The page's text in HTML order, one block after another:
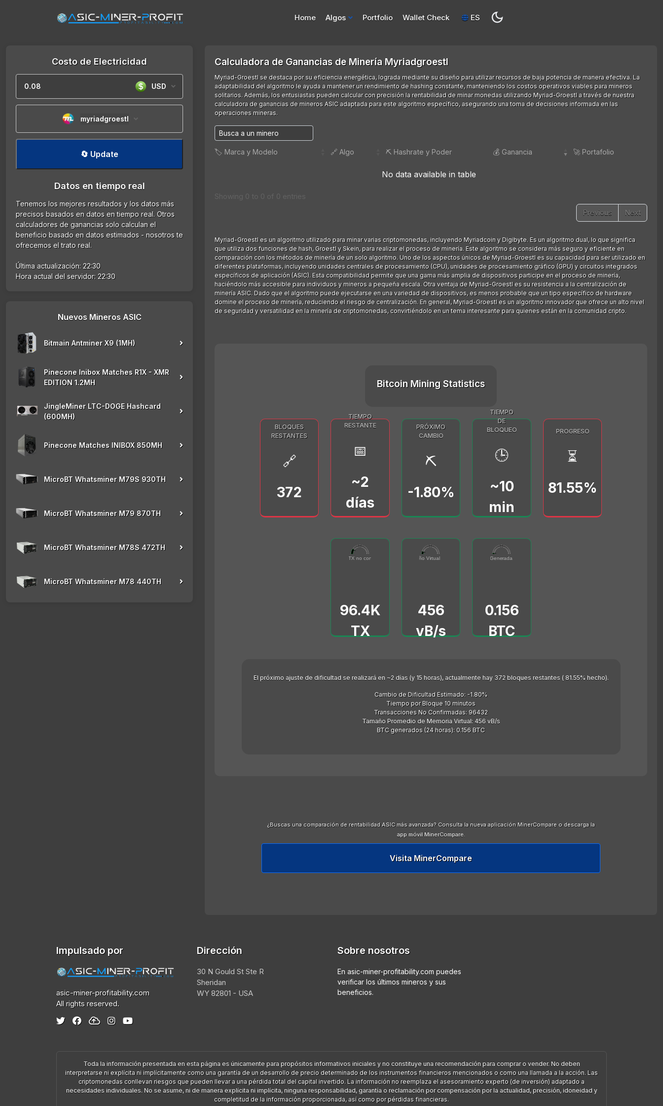
Home Algos Portfolio Wallet Check ES
Costo de Electricidad
USD
myriadgroestl
🔄 Update
Datos en tiempo real
Tenemos los mejores resultados y los datos más
precisos basados en datos en tiempo real. Otros
calculadores de ganancias solo calculan el
beneficio basado en datos estimados - nosotros te
ofrecemos el trato real.
Última actualización: 22:30
Hora actual del servidor: 22:30
Nuevos Mineros ASIC
Bitmain Antminer X9 (1MH)
Pinecone Inibox Matches R1X - XMR
EDITION 1.2MH
JingleMiner LTC-DOGE Hashcard
(600MH)
Pinecone Matches INIBOX 850MH
MicroBT Whatsminer M79S 930TH
MicroBT Whatsminer M79 870TH
MicroBT Whatsminer M78S 472TH
MicroBT Whatsminer M78 440TH
Calculadora de Ganancias de Minería Myriadgroestl
Myriad-Groestl se destaca por su eficiencia energética, lograda mediante su diseño para utilizar recursos de baja potencia de manera efectiva. La
adaptabilidad del algoritmo le ayuda a mantener un rendimiento de hashing constante, manteniendo los costos operativos viables para mineros
solitarios. Además, los entusiastas pueden calcular con precisión la rentabilidad de minar monedas utilizando Myriad-Groestl a través de nuestra
calculadora de ganancias de mineros ASIC adaptada para este algoritmo específico, asegurando una toma de decisiones informada en las
operaciones mineras.
🏷️ Marca y Modelo 🔗 Algo ⛏️ Hashrate y Poder 💰 Ganancia 🚀 Portafolio
No data available in table
Showing 0 to 0 of 0 entries
Previous
Next
Myriad-Groestl es un algoritmo utilizado para minar varias criptomonedas, incluyendo Myriadcoin y Digibyte. Es un algoritmo dual, lo que significa
que utiliza dos funciones de hash, Groestl y Skein, para realizar el proceso de minería. Este algoritmo se considera más seguro y eficiente en
comparación con los métodos de minería de un solo algoritmo. Uno de los aspectos únicos de Myriad-Groestl es su capacidad para ser utilizado en
diferentes plataformas, incluyendo unidades centrales de procesamiento (CPU), unidades de procesamiento gráfico (GPU) y circuitos integrados
específicos de aplicación (ASIC). Esta compatibilidad permite que una gama más amplia de dispositivos participe en el proceso de minería,
haciéndolo más accesible para individuos y mineros a pequeña escala. Otra ventaja de Myriad-Groestl es su resistencia a la centralización de
minería ASIC. Dado que el algoritmo puede ejecutarse en una variedad de dispositivos, es menos probable que un tipo específico de hardware
domine el proceso de minería, reduciendo el riesgo de centralización. En general, Myriad-Groestl es un algoritmo innovador que ofrece un alto nivel
de seguridad y versatilidad en la minería de criptomonedas, convirtiéndolo en un tema interesante para quienes están en la comunidad cripto.
Bitcoin Mining Statistics
BLOQUES
RESTANTES
🔗
372
TIEMPO
RESTANTE
📅
~2
días
PRÓXIMO
CAMBIO
⛏️
-1.80%
TIEMPO
DE
BLOQUEO
🕒
~10
min
PROGRESO
⏳
81.55%
96432
Total de TX no confirmados
0 500000
96.4K
TX
45561691
Tamaño Virtual (vB/s)
0 500000000
456
vB/s
0.156
Tarifas Generadas (BTC)
0 5
0.156
BTC
El próximo ajuste de dificultad se realizará en ~2 días (y 15 horas), actualmente hay 372 bloques restantes ( 81.55% hecho).
Cambio de Dificultad Estimado: -1.80%
Tiempo por Bloque 10 minutos
Transacciones No Confirmadas: 96432
Tamaño Promedio de Memoria Virtual: 456 vB/s
BTC generados (24 horas): 0.156 BTC
¿Buscas una comparación de rentabilidad ASIC más avanzada? Consulta la nueva aplicación MinerCompare o descarga la
app móvil MinerCompare.
Visita MinerCompare
Impulsado por
asic-miner-profitability.com
All rights reserved.
Dirección
30 N Gould St Ste R
Sheridan
WY 82801 - USA
Sobre nosotros
En asic-miner-profitability.com puedes
verificar los últimos mineros y sus
beneficios.
Toda la información presentada en esta página es únicamente para propósitos informativos iniciales y no constituye una recomendación para comprar o vender. No deben
interpretarse ni explícita ni implícitamente como una garantía de un desarrollo de precio determinado de los instrumentos financieros mencionados o como una llamada a la acción. Las
criptomonedas conllevan riesgos que pueden llevar a una pérdida total del capital invertido. La información no reemplaza el asesoramiento experto (de inversión) adaptado a
necesidades individuales. No se asume, ni de manera explícita ni implícita, ninguna responsabilidad, garantía o reclamación por compensación por la actualidad, precisión, idoneidad y
completitud de la información proporcionada, así como por pérdidas financieras.